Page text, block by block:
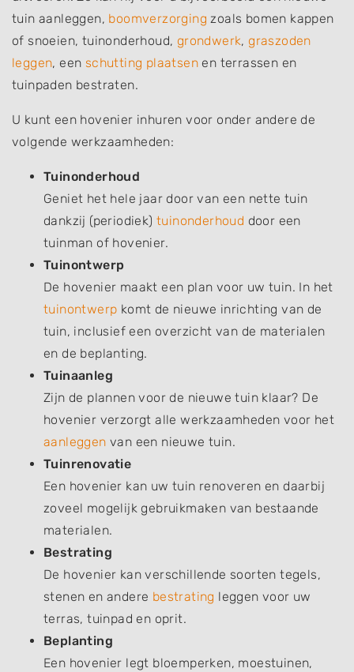
tuin aanleggen, boomverzorging zoals bomen kappen
of snoeien, tuinonderhoud, grondwerk, graszoden
leggen, een schutting plaatsen en terrassen en
tuinpaden bestraten.
U kunt een hovenier inhuren voor onder andere de
volgende werkzaamheden:
Tuinonderhoud
Geniet het hele jaar door van een nette tuin
dankzij (periodiek) tuinonderhoud door een
tuinman of hovenier.
Tuinontwerp
De hovenier maakt een plan voor uw tuin. In het
tuinontwerp komt de nieuwe inrichting van de
tuin, inclusief een overzicht van de materialen
en de beplanting.
Tuinaanleg
Zijn de plannen voor de nieuwe tuin klaar? De
hovenier verzorgt alle werkzaamheden voor het
aanleggen van een nieuwe tuin.
Tuinrenovatie
Een hovenier kan uw tuin renoveren en daarbij
zoveel mogelijk gebruikmaken van bestaande
materialen.
Bestrating
De hovenier kan verschillende soorten tegels,
stenen en andere bestrating leggen voor uw
terras, tuinpad en oprit.
Beplanting
Een hovenier legt bloemperken, moestuinen,